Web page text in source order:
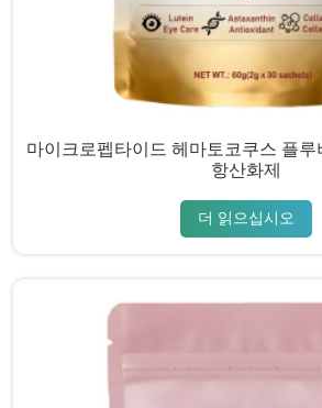
마이크로펩타이드 헤마토코쿠스 플루
항산화제
더 읽으십시오